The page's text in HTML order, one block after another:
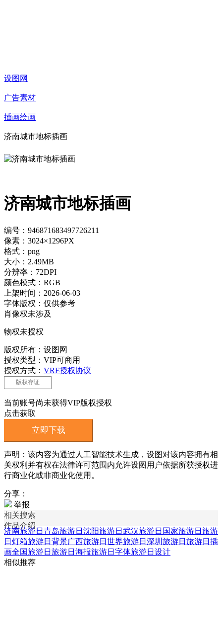
设图网
广告素材
插画绘画
济南城市地标插画
济南城市地标插画
编号：946871683497726211
像素：3024×1296PX
格式：png
大小：2.49MB
分辨率：72DPI
颜色模式：RGB
上架时间：2026-06-03
字体版权：仅供参考
肖像权未涉及
物权未授权
版权所有：设图网
授权类型：VIP可商用
授权方式： VRF授权协议
版权存证
当前账号尚未获得VIP版权授权
点击获取
立即下载
声明：该内容为通过人工智能技术生成，设图对该内容拥有相
关权利并有权在法律许可范围内允许设图用户依据所获授权进
行商业化或非商业化使用。
分享：
举报
相关搜索
作品介绍
济南旅游日 青岛旅游日 沈阳旅游日 武汉旅游日 国家旅游日 旅游
日灯箱旅游日背景广西旅游日 世界旅游日 深圳旅游日 旅游日插
画全国旅游日 旅游日海报旅游日字体旅游日设计
相似推荐